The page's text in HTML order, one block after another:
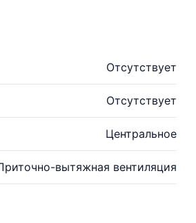
Отсутствует
Отсутствует
Центральное
вытяжная вентиляция